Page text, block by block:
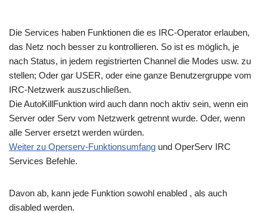
Die Services haben Funktionen die es IRC-Operator erlauben,
das Netz noch besser zu kontrollieren. So ist es möglich, je
nach Status, in jedem registrierten Channel die Modes usw. zu
stellen; Oder gar USER, oder eine ganze Benutzergruppe vom
IRC-Netzwerk auszuschließen.
Die AutoKillFunktion wird auch dann noch aktiv sein, wenn ein
Server oder Serv vom Netzwerk getrennt wurde. Oder, wenn
alle Server ersetzt werden würden.
Weiter zu Operserv-Funktionsumfang und OperServ IRC
Services Befehle.
Davon ab, kann jede Funktion sowohl enabled , als auch
disabled werden.